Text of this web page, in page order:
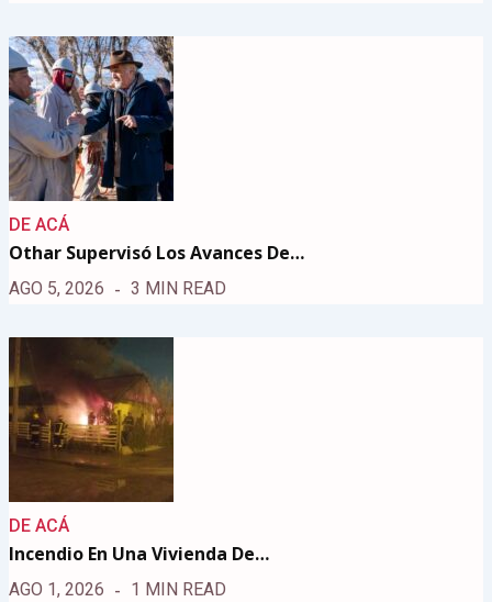
DE ACÁ
Othar Supervisó Los Avances De…
AGO 5, 2026 3 MIN READ
DE ACÁ
Incendio En Una Vivienda De…
AGO 1, 2026 1 MIN READ